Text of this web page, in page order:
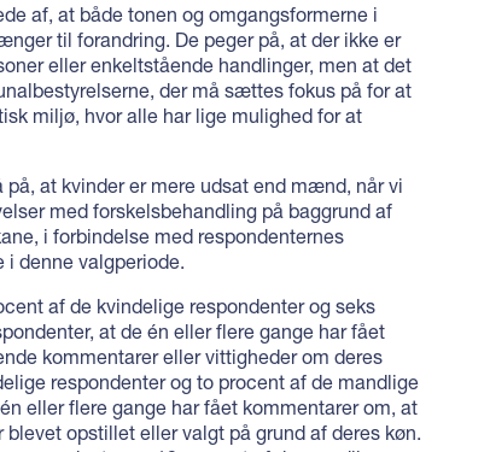
af, at både tonen og omgangsformerne i
til forandring. De peger på, at der ikke er
eller enkeltstående handlinger, men at det
der må sættes fokus på for at
miljø, hvor alle har lige mulighed for at
på, at kvinder er mere udsat end mænd, når vi
med forskelsbehandling på baggrund af
i forbindelse med respondenternes
denne valgperiode.
af de kvindelige respondenter og seks
at de én eller flere gange har fået
kommentarer eller vittigheder om deres
respondenter og to procent af de mandlige
eller flere gange har fået kommentarer om, at
opstillet eller valgt på grund af deres køn.